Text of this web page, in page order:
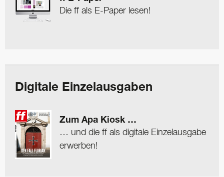
Die ff als E-Paper lesen!
Digitale Einzelausgaben
Zum Apa Kiosk …
… und die ff als digitale Einzelausgabe
erwerben!